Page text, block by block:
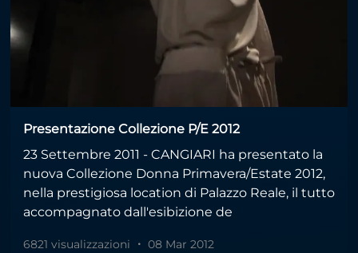
Presentazione Collezione P/E 2012
23 Settembre 2011 - CANGIARI ha presentato la
nuova Collezione Donna Primavera/Estate 2012,
nella prestigiosa location di Palazzo Reale, il tutto
accompagnato dall'esibizione de
6821 visualizzazioni 08 Mar 2012